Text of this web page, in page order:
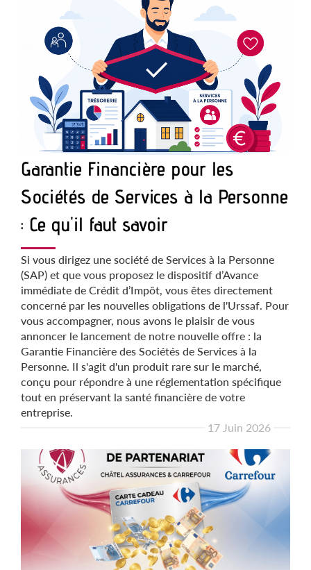
Garantie Financière pour les
Sociétés de Services à la Personne
: Ce qu'il faut savoir
Si vous dirigez une société de Services à la Personne
(SAP) et que vous proposez le dispositif d’Avance
immédiate de Crédit d’Impôt, vous êtes directement
concerné par les nouvelles obligations de l'Urssaf. Pour
vous accompagner, nous avons le plaisir de vous
annoncer le lancement de notre nouvelle offre : la
Garantie Financière des Sociétés de Services à la
Personne. Il s'agit d'un produit rare sur le marché,
conçu pour répondre à une réglementation spécifique
tout en préservant la santé financière de votre
entreprise.
17 Juin 2026